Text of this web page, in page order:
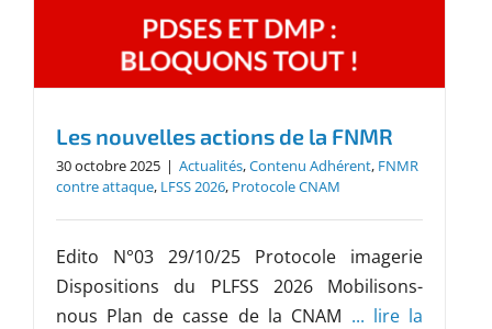
Les nouvelles actions de la FNMR
30 octobre 2025 | Actualités,Contenu Adhérent, FNMR
contre attaque, LFSS 2026, Protocole CNAM
Edito N°03 29/10/25 Protocole imagerie
Dispositions du PLFSS 2026 Mobilisons-
nous Plan de casse de la CNAM ... lire la